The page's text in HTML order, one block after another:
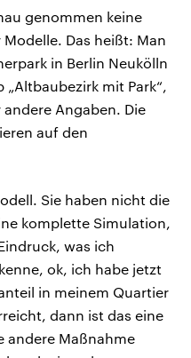
genommen keine
Das heißt: Man
in Berlin Neukölln
mit Park“,
Angaben. Die
auf den
Sie haben nicht die
komplette Simulation,
was ich
ok, ich habe jetzt
in meinem Quartier
dann ist das eine
andere Maßnahme